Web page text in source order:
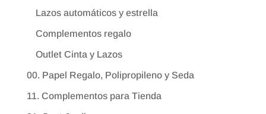
Lazos automáticos y estrella
Complementos regalo
Outlet Cinta y Lazos
00. Papel Regalo, Polipropileno y Seda
11. Complementos para Tienda